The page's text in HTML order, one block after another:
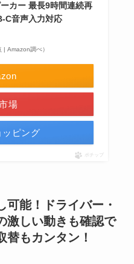
カー 最長9時間連続再
C音声入力対応
| Amazon調べ）
場
ッピング
ポチップ
可能！ドライバー・
激しい動きも確認で
替もカンタン！